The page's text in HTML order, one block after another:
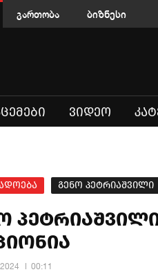
გართობა ბიზნესი
ᲕᲘᲓᲔᲝ
გენო პეტრიაშვილი
00:11